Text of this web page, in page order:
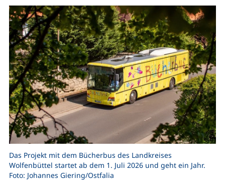
Das Projekt mit dem Bücherbus des Landkreises
Wolfenbüttel startet ab dem 1. Juli 2026 und geht ein Jahr.
Foto: Johannes Giering/Ostfalia